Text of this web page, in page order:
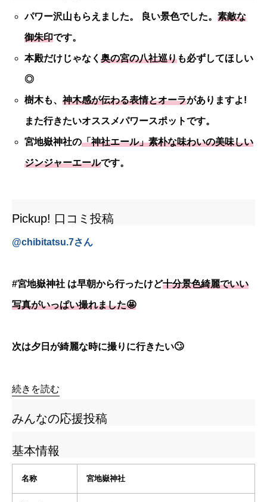
パワー沢山もらえました。 良い景色でした。 素敵な
御朱印です。
本殿だけじゃなく 奥の宮の八社巡りも必ずしてほしい
◎
樹木も、神木感が伝わる表情とオーラがありますよ!
また行きたいオススメパワースポットです。
宮地嶽神社の「神社エール」素朴な味わいの美味しい
ジンジャーエールです。
Pickup! 口コミ投稿
@chibitatsu.7さん
#宮地嶽神社 は早朝から行ったけど十分景色綺麗でいい
写真がいっぱい撮れました🤩
次は夕日が綺麗な時に撮りに行きたい🙄
続きを読む
みんなの応援投稿
基本情報
名称 宮地嶽神社